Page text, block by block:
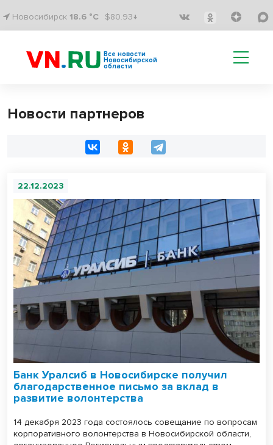
Новосибирск 18.6 °C $80.93↓
Все новости
Новосибирской
области
Новости партнеров
22.12.2023
Банк Уралсиб в Новосибирске получил
благодарственное письмо за вклад в
развитие волонтерства
14 декабря 2023 года состоялось совещание по вопросам
корпоративного волонтерства в Новосибирской области,